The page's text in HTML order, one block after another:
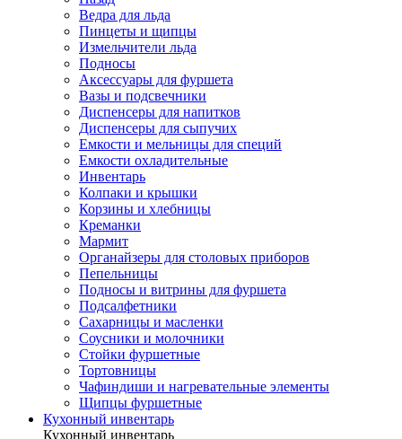
Ведра для льда
Пинцеты и щипцы
Измельчители льда
Подносы
Аксессуары для фуршета
Вазы и подсвечники
Диспенсеры для напитков
Диспенсеры для сыпучих
Емкости и мельницы для специй
Емкости охладительные
Инвентарь
Колпаки и крышки
Корзины и хлебницы
Креманки
Мармит
Органайзеры для столовых приборов
Пепельницы
Подносы и витрины для фуршета
Подсалфетники
Сахарницы и масленки
Соусники и молочники
Стойки фуршетные
Тортовницы
Чафиндиши и нагревательные элементы
Щипцы фуршетные
Кухонный инвентарь
Кухонный инвентарь